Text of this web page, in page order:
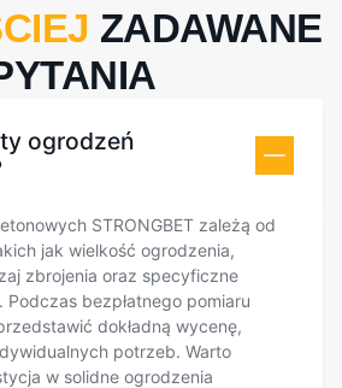
ZADAWANE
ogrodzeń
STRONGBET zależą od
jak wielkość ogrodzenia,
zbrojenia oraz specyficzne
Podczas bezpłatnego pomiaru
dokładną wycenę,
potrzeb. Warto
w solidne ogrodzenia